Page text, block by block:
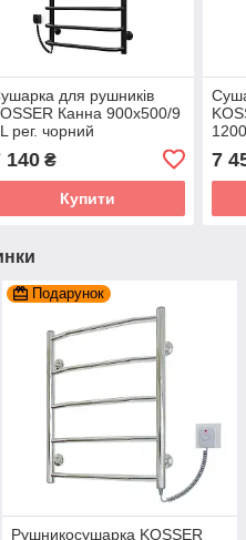
для рушників
Канна 900х500/9
рег. чорний
140₴
Купити
7
Подарунок
Рушникосушарка KOSSER